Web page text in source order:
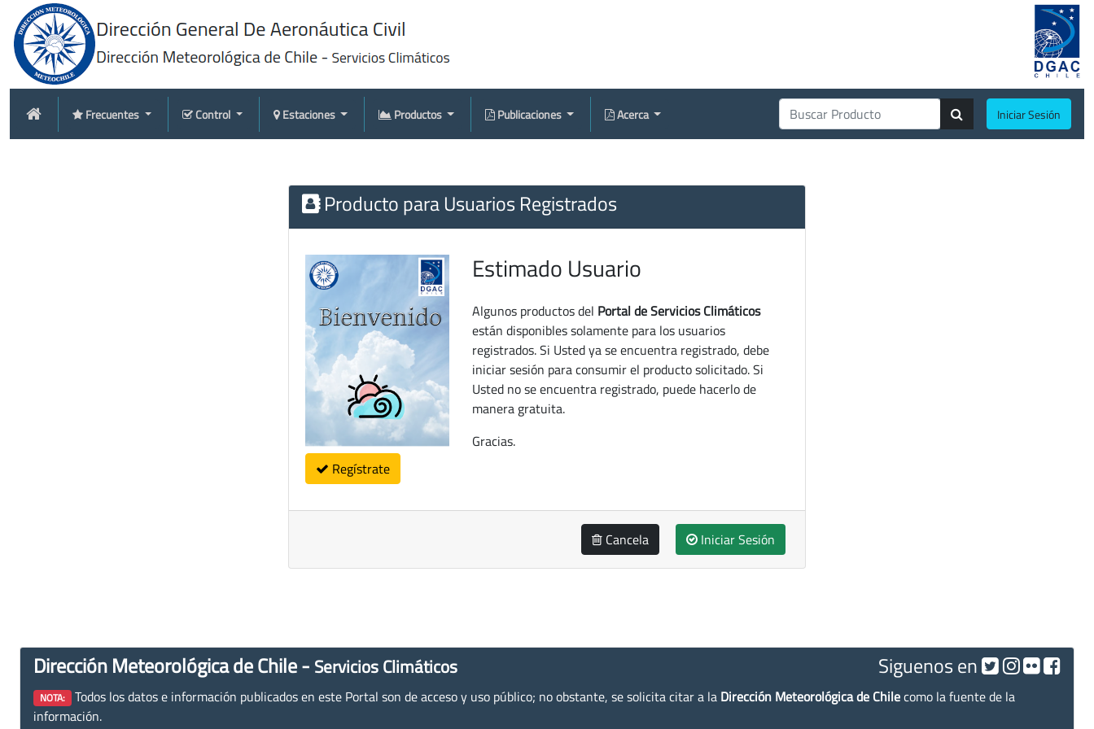
Frecuentes Control Estaciones Productos Publicaciones Acerca Iniciar Sesión
Producto para Usuarios Registrados
Regístrate
Estimado Usuario
Algunos productos del Portal de Servicios Climáticos
están disponibles solamente para los usuarios
registrados. Si Usted ya se encuentra registrado, debe
iniciar sesión para consumir el producto solicitado. Si
Usted no se encuentra registrado, puede hacerlo de
manera gratuita.
Gracias.
Cancela Iniciar Sesión
Dirección Meteorológica de Chile - Servicios Climáticos Siguenos en
NOTA: Todos los datos e información publicados en este Portal son de acceso y uso público; no obstante, se solicita citar a la Dirección Meteorológica de Chilecomo la fuente de la
información.